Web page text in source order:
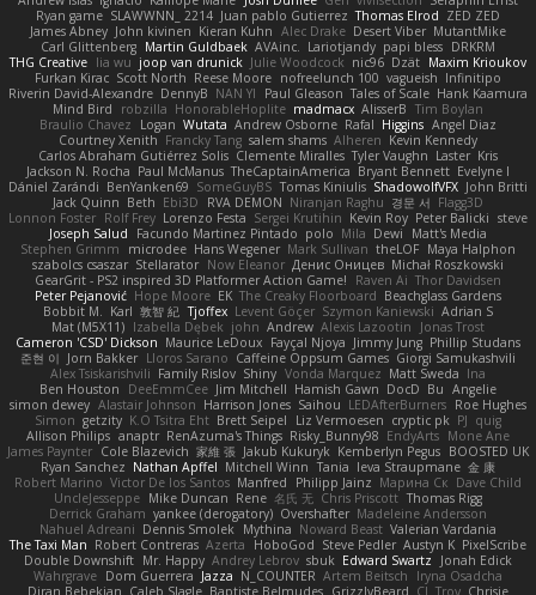
Ryan game SLAWWNN_ 2214 Juan pablo Gutierrez Thomas Elrod ZED ZED
James Abney John kivinen Kieran Kuhn Alec Drake Desert Viber MutantMike
Carl Glittenberg Martin Guldbaek AVAinc. Lariotjandy papi bless DRKRM
THG Creative lia wu joop van drunick Julie Woodcock nic96 Dzät Maxim Krioukov
Furkan Kirac Scott North Reese Moore nofreelunch 100 vagueish Infinitipo
Riverin David-Alexandre DennyB NAN YI Paul Gleason Tales of Scale Hank Kaamura
Mind Bird
robzilla HonorableHoplite madmacx AlisserB Tim Boylan
Braulio Chavez
Logan Wutata Andrew Osborne Rafal Higgins Angel Diaz
Courtney Xenith Francky Tang salem shams Alheren Kevin Kennedy
Carlos Abraham Gutiérrez Solis Clemente Miralles Tyler Vaughn Laster Kris
Jackson N. Rocha Paul McManus TheCaptainAmerica Bryant Bennett Evelyne I
Dániel Zarándi BenYanken69 SomeGuyBS Tomas Kiniulis ShadowolfVFX John Britti
Jack Quinn Beth Ebi3D RVA DEMON Niranjan Raghu 경문 서 Flagg3D
Lonnon Foster Rolf Frey Lorenzo Festa Sergei Krutihin Kevin Roy Peter Balicki steve
Joseph Salud
Facundo Martinez Pintado polo Mila Dewi
Matt's Media
Stephen Grimm
microdee Hans Wegener Mark Sullivan theLOF Maya Halphon
szabolcs csaszar Stellarator Now Eleanor Денис Оницев Michał Roszkowski
GearGrit - PS2 inspired 3D Platformer Action Game!
Raven Ai Thor Davidsen
Peter Pejanović Hope Moore EK The Creaky Floorboard Beachglass Gardens
Bobbit M. Karl 敦智 紀 Tjoffex Levent Göçer Szymon Kaniewski Adrian S
Mat (M5X11) Izabella Dębek john Andrew Alexis Lazootin
Jonas Trost
Cameron 'CSD' Dickson Maurice LeDoux Fayçal Njoya Jimmy Jung Phillip Studans
준현 이 Jorn Bakker Lloros Sarano Caffeine Oppsum Games Giorgi Samukashvili
Alex Tsiskarishvili Family Rislov Shiny Vonda Marquez Matt Sweda Ina
Ben Houston
DeeEmmCee Jim Mitchell Hamish Gawn DocD Bu Angelie
simon dewey Alastair Johnson Harrison Jones Saihou LEDAfterBurners Roe Hughes
Simon getzity K.O Tsitra Eht Brett Seipel Liz Vermoesen cryptic pk PJ quig
Allison Philips anaptr RenAzuma's Things Risky_Bunny98 EndyArts Mone Ane
James Paynter Cole Blazevich 家維 張 Jakub Kukuryk Kemberlyn Pegus BOOSTED UK
Ryan Sanchez Nathan Apffel Mitchell Winn Tania Ieva Straupmane 金 康
Robert Marino Victor De los Santos Manfred Philipp Jainz Марина Ск Dave Child
UncleJesseppe Mike Duncan Rene 名氏 无 Chris Priscott Thomas Rigg
Derrick Graham yankee (derogatory) Overshafter Madeleine Andersson
Nahuel Adreani Dennis Smolek Mythina Noward Beast Valerian Vardania
The Taxi Man Robert Contreras Azerta HoboGod Steve Pedler Austyn K PixelScribe
Double Downshift Mr. Happy Andrey Lebrov sbuk Edward Swartz
Jonah Edick
Wahrgrave Dom Guerrera Jazza N_COUNTER Artem Beitsch
Iryna Osadcha
Diran Bebekian Caleb Slagle Baptiste Belmudes GrizzlyBeard CJ Troy Chrisie